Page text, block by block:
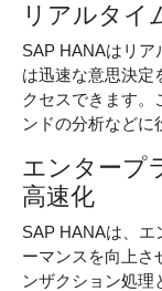
リアルタイ
SAP HANAはリア
は迅速な意思決定
クセスできます。
ンドの分析などに
エンタープ
高速化
SAP HANAは、エ
ーマンスを向上さ
ンザクション処理